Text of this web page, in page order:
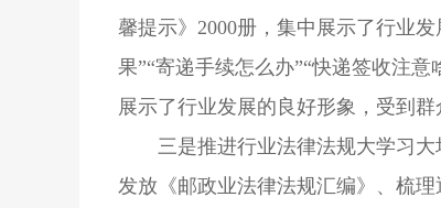
馨提示》2000册，集中展示了行业
果”“寄递手续怎么办”“快递签收注
展示了行业发展的良好形象，受到群
三是推进行业法律法规大学习
发放《邮政业法律法规汇编》、梳